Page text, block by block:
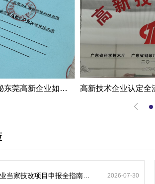
错过就亏大了！揭秘东莞高新企业如何轻松拿下省级技术改造项目300万补贴
2026-07-30